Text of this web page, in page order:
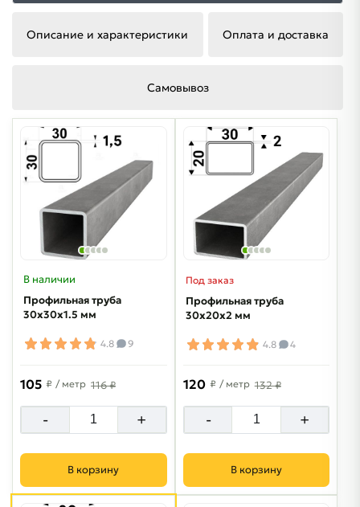
Описание и характеристики Оплата и доставка
Самовывоз
В наличии
Профильная труба
30х30х1.5 мм
4.8 9
105 ₽ / метр 116 ₽
- +
В корзину
Под заказ
Профильная труба
30х20х2 мм
4.8 4
120 ₽ / метр 132 ₽
- +
В корзину